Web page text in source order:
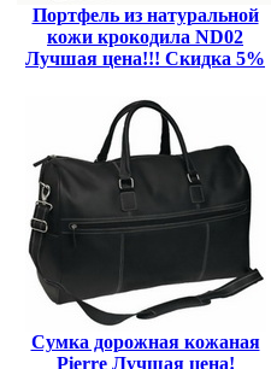
Портфель из натуральной
кожи крокодила ND02
Лучшая цена!!! Скидка 5%
Сумка дорожная кожаная
Pierre Лучщая цена!